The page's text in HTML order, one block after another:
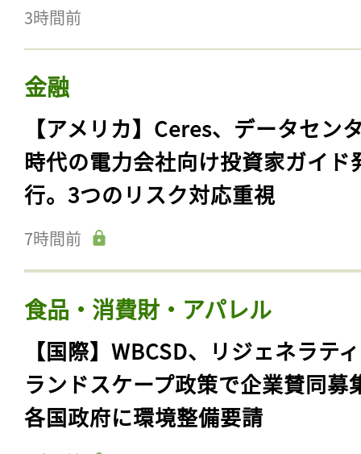
3時間前
金融
【アメリカ】Ceres、データセン
時代の電力会社向け投資家ガイド
行。3つのリスク対応重視
7時間前
食品・消費財・アパレル
【国際】WBCSD、リジェネラテ
ランドスケープ政策で企業賛同募
各国政府に環境整備要請